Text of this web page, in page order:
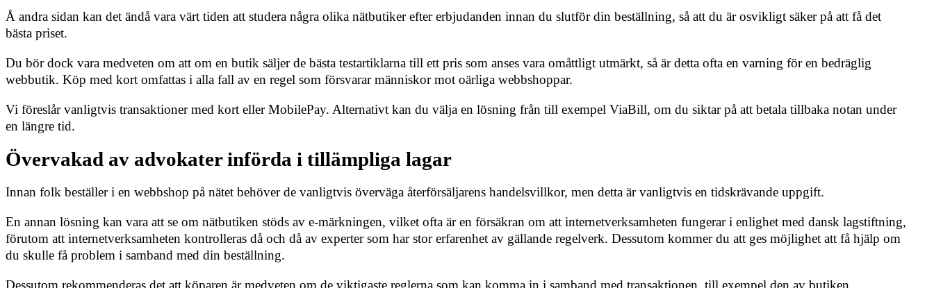
Å andra sidan kan det ändå vara värt tiden att studera några olika nätbutiker efter erbjudanden innan du slutför din beställning, så att du är osvikligt säker på att få det
bästa priset.
Du bör dock vara medveten om att om en butik säljer de bästa testartiklarna till ett pris som anses vara omåttligt utmärkt, så är detta ofta en varning för en bedräglig
webbutik. Köp med kort omfattas i alla fall av en regel som försvarar människor mot oärliga webbshoppar.
Vi föreslår vanligtvis transaktioner med kort eller MobilePay. Alternativt kan du välja en lösning från till exempel ViaBill, om du siktar på att betala tillbaka notan under
en längre tid.
Övervakad av advokater införda i tillämpliga lagar
Innan folk beställer i en webbshop på nätet behöver de vanligtvis överväga återförsäljarens handelsvillkor, men detta är vanligtvis en tidskrävande uppgift.
En annan lösning kan vara att se om nätbutiken stöds av e-märkningen, vilket ofta är en försäkran om att internetverksamheten fungerar i enlighet med dansk lagstiftning,
förutom att internetverksamheten kontrolleras då och då av experter som har stor erfarenhet av gällande regelverk. Dessutom kommer du att ges möjlighet att få hjälp om
du skulle få problem i samband med din beställning.